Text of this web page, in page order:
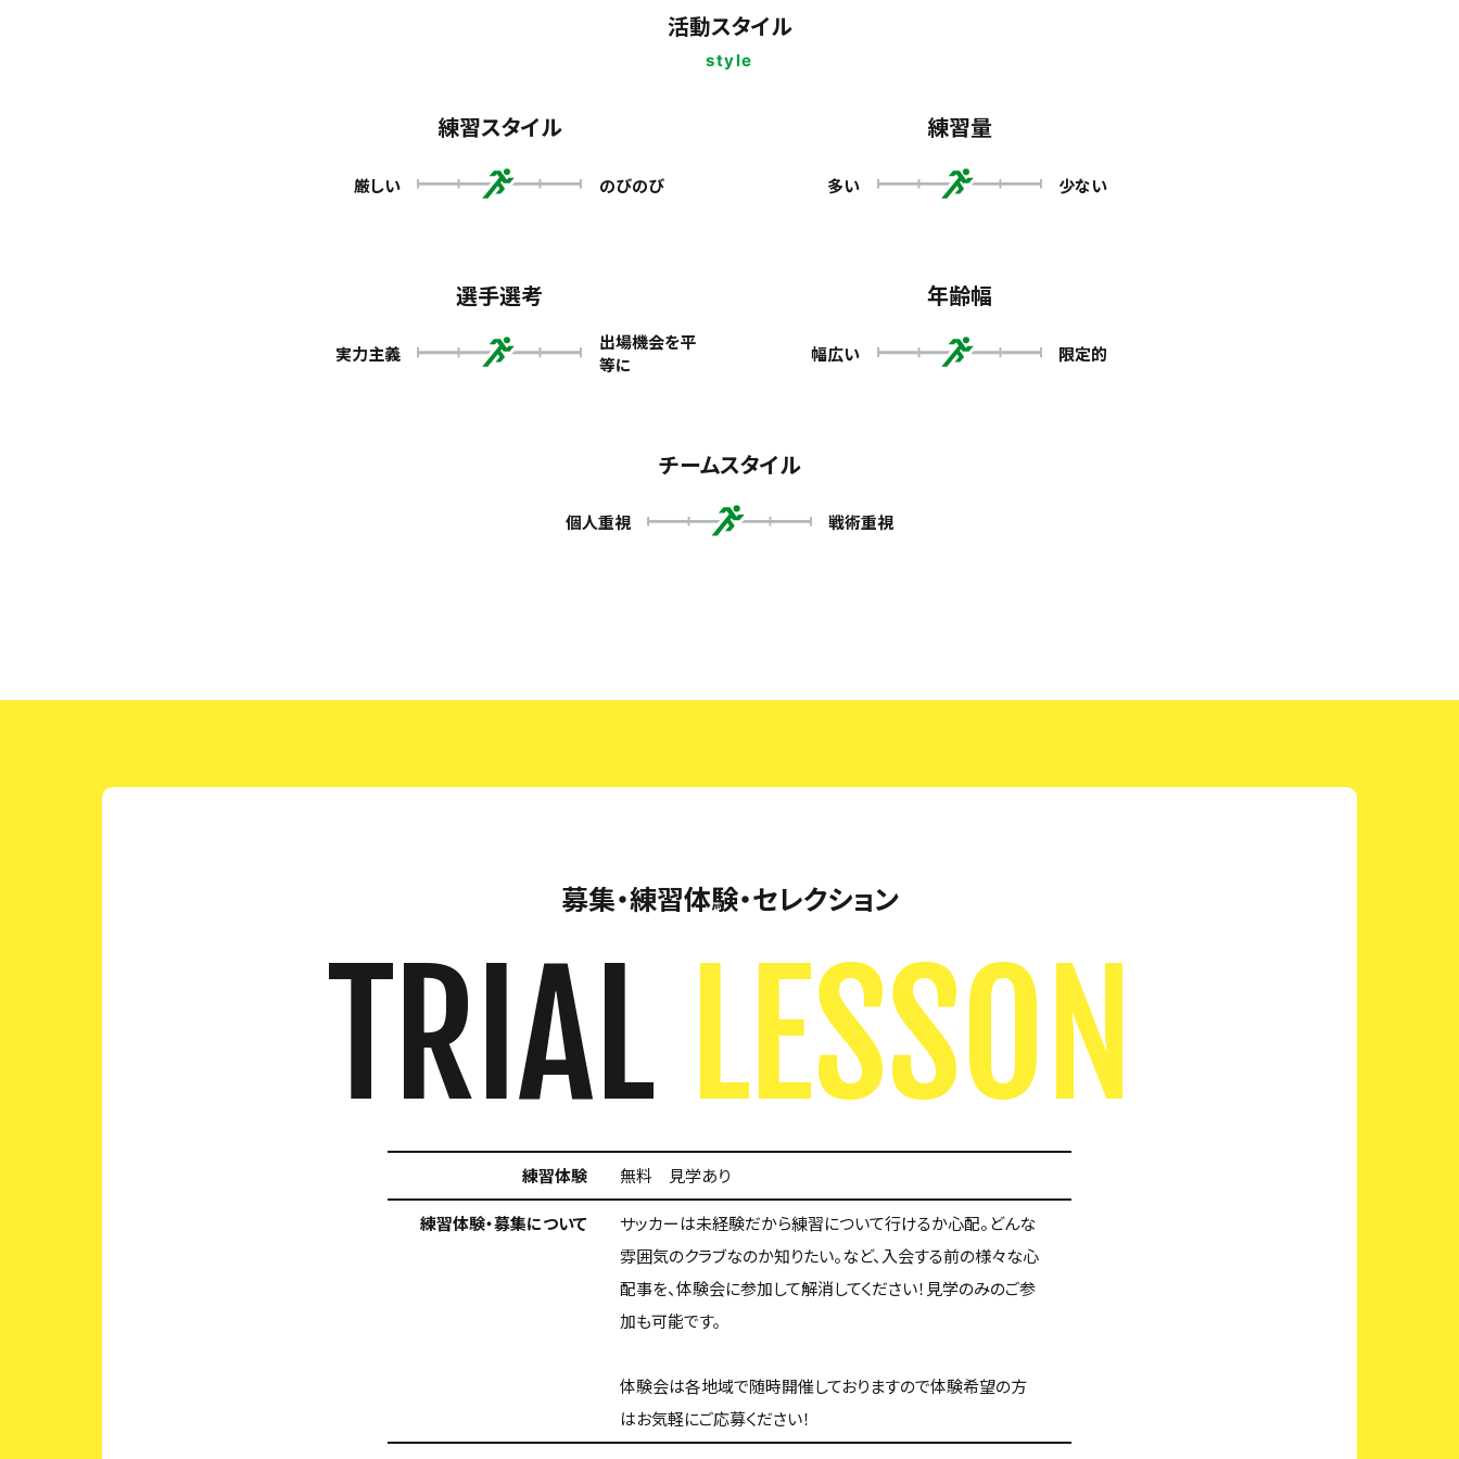
活動スタイル
style
練習スタイル
厳しい のびのび
練習量
多い 少ない
選手選考
実力主義
出場機会を平
等に
年齢幅
幅広い 限定的
チームスタイル
個人重視 戦術重視
募集・練習体験・セレクション
TRIAL LESSON
練習体験 無料 見学あり
練習体験・募集について
サッカーは未経験だから練習について行けるか心配。どんな
雰囲気のクラブなのか知りたい。など、入会する前の様々な心
配事を、体験会に参加して解消してください！見学のみのご参
加も可能です。
体験会は各地域で随時開催しておりますので体験希望の方
はお気軽にご応募ください！